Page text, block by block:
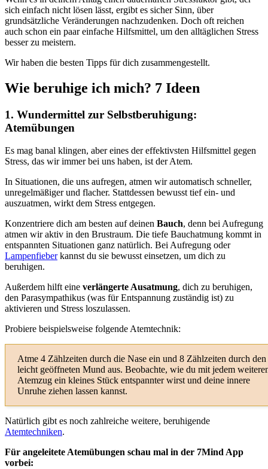
sich einfach nicht lösen lässt, ergibt es sicher Sinn, über
grundsätzliche Veränderungen nachzudenken. Doch oft reichen
auch schon ein paar einfache Hilfsmittel, um den alltäglichen Stress
besser zu meistern.
Wir haben die besten Tipps für dich zusammengestellt.
Wie beruhige ich mich? 7 Ideen
1. Wundermittel zur Selbstberuhigung:
Atemübungen
Es mag banal klingen, aber eines der effektivsten Hilfsmittel gegen
Stress, das wir immer bei uns haben, ist der Atem.
In Situationen, die uns aufregen, atmen wir automatisch schneller,
unregelmäßiger und flacher. Stattdessen bewusst tief ein- und
auszuatmen, wirkt dem Stress entgegen.
Konzentriere dich am besten auf deinen Bauch, denn bei Aufregung
atmen wir aktiv in den Brustraum. Die tiefe Bauchatmung kommt in
entspannten Situationen ganz natürlich. Bei Aufregung oder
Lampenfieberkannst du sie bewusst einsetzen, um dich zu
beruhigen.
Außerdem hilft eine verlängerte Ausatmung, dich zu beruhigen,
den Parasympathikus (was für Entspannung zuständig ist) zu
aktivieren und Stress loszulassen.
Probiere beispielsweise folgende Atemtechnik:
Atme 4 Zählzeiten durch die Nase ein und 8 Zählzeiten durch den
leicht geöffneten Mund aus. Beobachte, wie du mit jedem
Atemzug ein kleines Stück entspannter wirst und deine innere
Unruhe ziehen lassen kannst.
Natürlich gibt es noch zahlreiche weitere, beruhigende
Atemtechniken.
Für angeleitete Atemübungen schau mal in der 7Mind App
vorbei: